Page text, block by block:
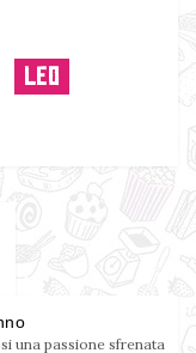
LEO
una passione sfrenata